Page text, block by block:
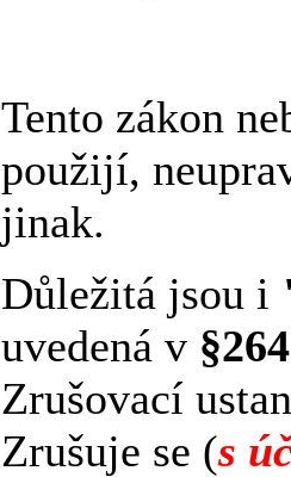
Tento zákon
použijí,
jinak.
Důležitá jsou i
uvedená v §264
Zrušovací
Zrušuje se (s